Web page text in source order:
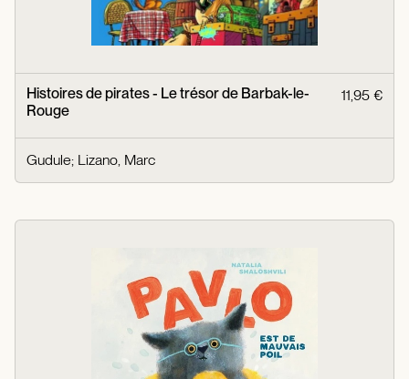
Histoires de pirates - Le trésor de Barbak-le-
Rouge
11,95 €
Gudule; Lizano, Marc